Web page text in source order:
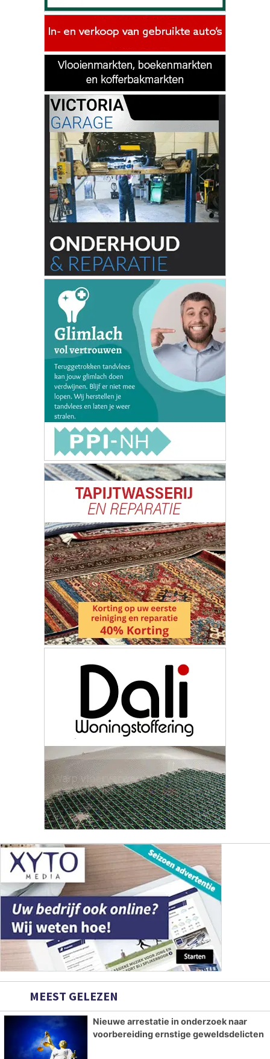
MEEST GELEZEN
Nieuwe arrestatie in onderzoek naar
voorbereiding ernstige geweldsdelicten